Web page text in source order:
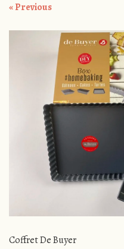
« Previous
Coffret De Buyer